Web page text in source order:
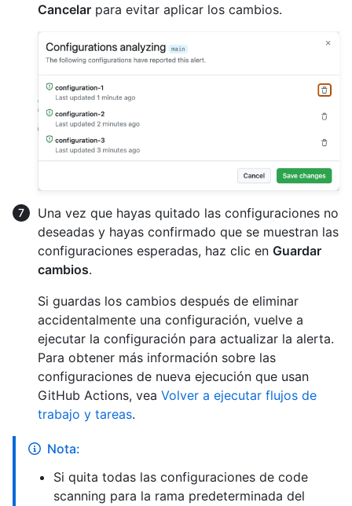
Cancelar para evitar aplicar los cambios.
Una vez que hayas quitado las configuraciones no
deseadas y hayas confirmado que se muestran las
configuraciones esperadas, haz clic en Guardar
cambios.
Si guardas los cambios después de eliminar
accidentalmente una configuración, vuelve a
ejecutar la configuración para actualizar la alerta.
Para obtener más información sobre las
configuraciones de nueva ejecución que usan
GitHub Actions, vea Volver a ejecutar flujos de
trabajo y tareas.
Nota:
Si quita todas las configuraciones de code
scanning para la rama predeterminada del